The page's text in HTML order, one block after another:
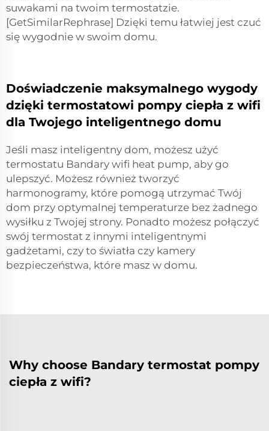
suwakami na twoim termostatzie.
[GetSimilarRephrase] Dzięki temu łatwiej jest czuć
się wygodnie w swoim domu.
Doświadczenie maksymalnego wygody
dzięki termostatowi pompy ciepła z wifi
dla Twojego inteligentnego domu
Jeśli masz inteligentny dom, możesz użyć
termostatu Bandary wifi heat pump, aby go
ulepszyć. Możesz również tworzyć
harmonogramy, które pomogą utrzymać Twój
dom przy optymalnej temperaturze bez żadnego
wysiłku z Twojej strony. Ponadto możesz połączyć
swój termostat z innymi inteligentnymi
gadżetami, czy to światła czy kamery
bezpieczeństwa, które masz w domu.
Why choose Bandary termostat pompy
ciepła z wifi?